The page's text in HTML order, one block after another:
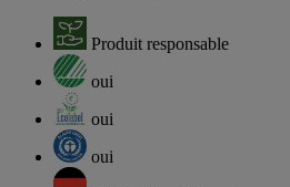
Produit responsable
oui
oui
oui